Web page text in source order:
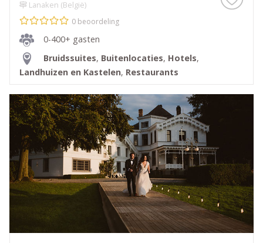
Lanaken (België)
0 beoordeling
0-400+ gasten
Bruidssuites, Buitenlocaties, Hotels,
Landhuizen en Kastelen, Restaurants